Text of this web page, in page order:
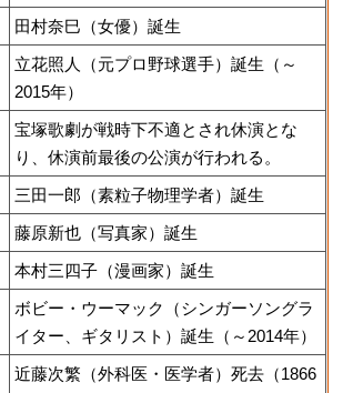
田村奈巳（女優）誕生
立花照人（元プロ野球選手）誕生（～
2015年）
宝塚歌劇が戦時下不適とされ休演とな
り、休演前最後の公演が行われる。
三田一郎（素粒子物理学者）誕生
藤原新也（写真家）誕生
本村三四子（漫画家）誕生
ボビー・ウーマック（シンガーソングラ
イター、ギタリスト）誕生（～2014年）
近藤次繁（外科医・医学者）死去（1866